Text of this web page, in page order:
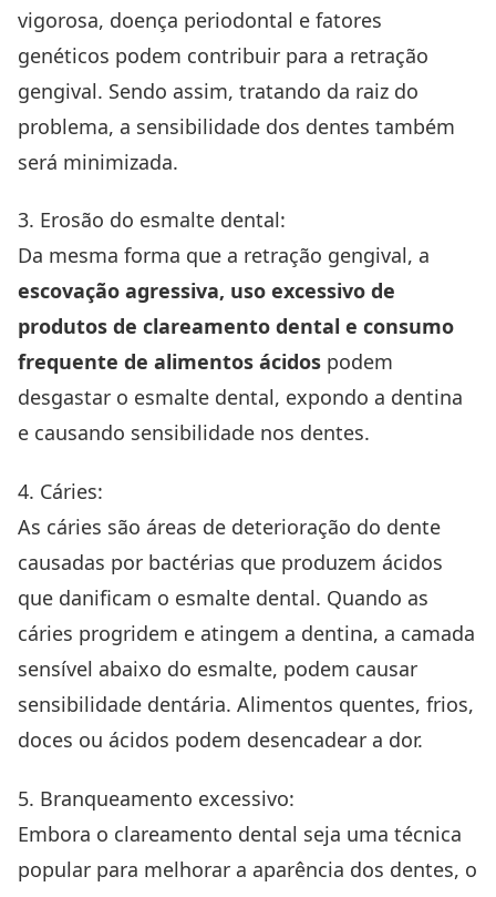
vigorosa, doença periodontal e fatores
genéticos podem contribuir para a retração
gengival. Sendo assim, tratando da raiz do
problema, a sensibilidade dos dentes também
será minimizada.
3. Erosão do esmalte dental:
Da mesma forma que a retração gengival, a
escovação agressiva, uso excessivo de
produtos de clareamento dental e consumo
frequente de alimentos ácidos podem
desgastar o esmalte dental, expondo a dentina
e causando sensibilidade nos dentes.
4. Cáries:
As cáries são áreas de deterioração do dente
causadas por bactérias que produzem ácidos
que danificam o esmalte dental. Quando as
cáries progridem e atingem a dentina, a camada
sensível abaixo do esmalte, podem causar
sensibilidade dentária. Alimentos quentes, frios,
doces ou ácidos podem desencadear a dor.
5. Branqueamento excessivo:
Embora o clareamento dental seja uma técnica
popular para melhorar a aparência dos dentes, o